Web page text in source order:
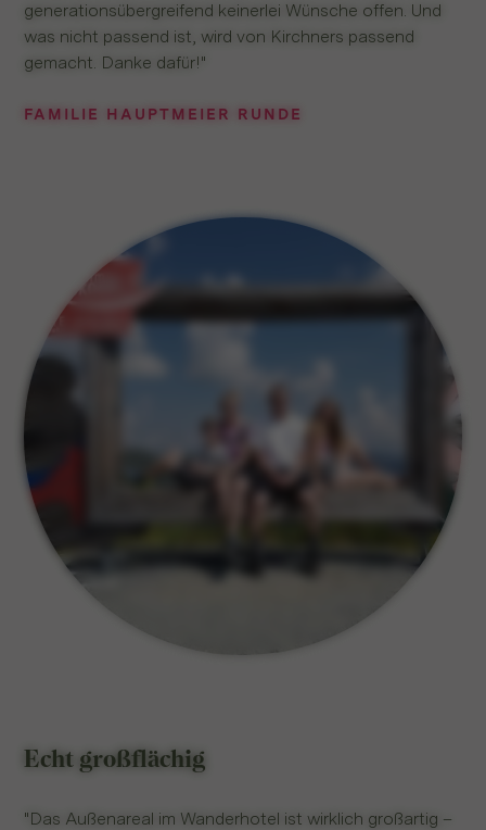
generationsübergreifend keinerlei Wünsche offen. Und
was nicht passend ist, wird von Kirchners passend
gemacht. Danke dafür!"
FAMILIE HAUPTMEIER RUNDE
Echt großflächig
"Das Außenareal im Wanderhotel ist wirklich großartig –